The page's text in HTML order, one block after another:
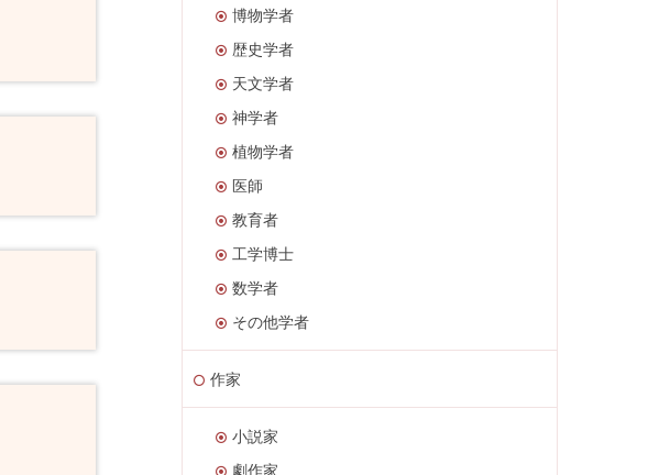
博物学者
歴史学者
天文学者
神学者
植物学者
医師
教育者
工学博士
数学者
その他学者
作家
小説家
劇作家